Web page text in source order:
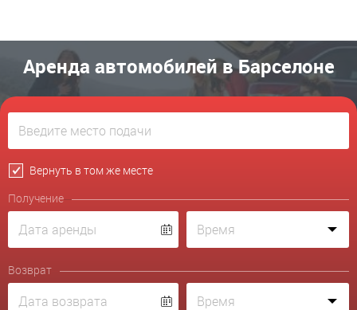
Аренда автомобилей в Барселоне
Вернуть в том же месте
Получение
Возврат